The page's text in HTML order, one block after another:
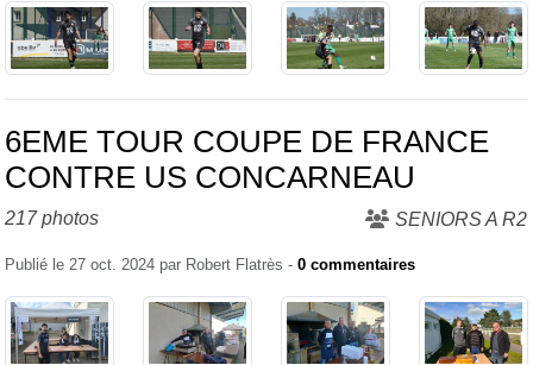
6EME TOUR COUPE DE FRANCE
CONTRE US CONCARNEAU
217 photos SENIORS A R2
Publié le 27 oct. 2024 par Robert Flatrès - 0 commentaires